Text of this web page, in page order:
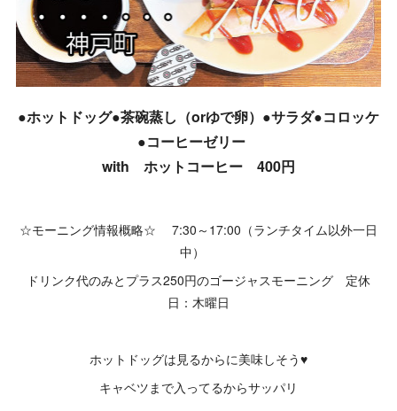
●ホットドッグ●茶碗蒸し（orゆで卵）●サラダ●コロッケ
●コーヒーゼリー
with ホットコーヒー 400円
☆モーニング情報概略☆ 7:30～17:00（ランチタイム以外一日
中）
ドリンク代のみとプラス250円のゴージャスモーニング 定休
日：木曜日
ホットドッグは見るからに美味しそう♥
キャベツまで入ってるからサッパリ